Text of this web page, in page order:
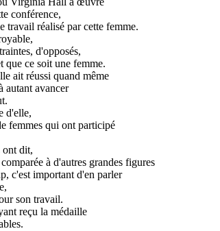
conférence,
travail réalisé par cette femme.
d'opposés,
que ce soit une femme.
ait réussi quand même
autant avancer
d'elle,
femmes qui ont participé
ont dit,
à d'autres grandes figures
c'est important d'en parler
son travail.
reçu la médaille